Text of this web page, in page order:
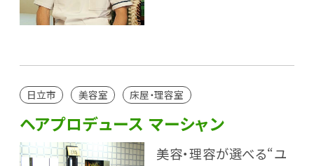
日立市 美容室 床屋・理容室
ヘアプロデュース マーシャン
美容・理容が選べる“ユ